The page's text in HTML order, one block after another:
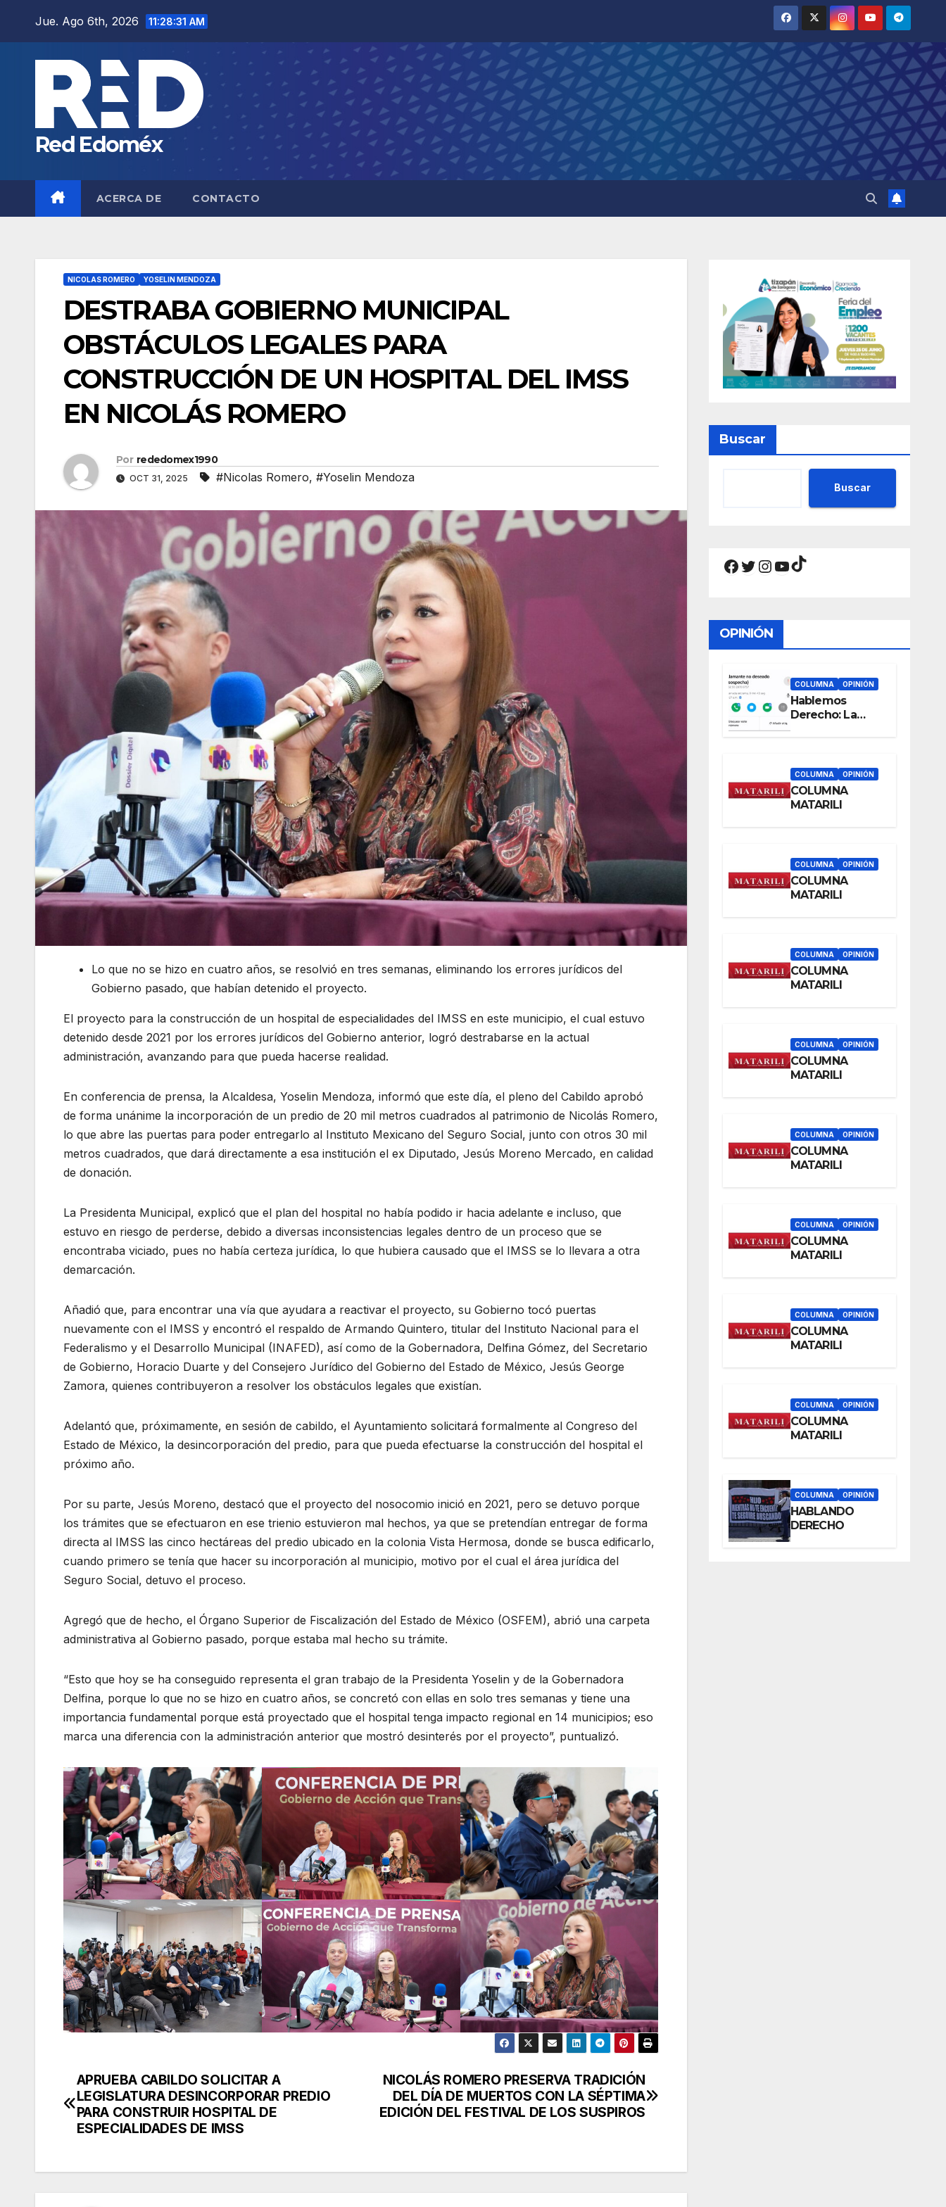
Jue. Ago 6th, 2026 11:28:32 AM
Red Edoméx
ACERCA DE CONTACTO
NICOLAS ROMERO YOSELIN MENDOZA
DESTRABA GOBIERNO MUNICIPAL
OBSTÁCULOS LEGALES PARA
CONSTRUCCIÓN DE UN HOSPITAL DEL IMSS
EN NICOLÁS ROMERO
Por rededomex1990
OCT 31, 2025 #Nicolas Romero, #Yoselin Mendoza
Lo que no se hizo en cuatro años, se resolvió en tres semanas, eliminando los errores jurídicos del
Gobierno pasado, que habían detenido el proyecto.
El proyecto para la construcción de un hospital de especialidades del IMSS en este municipio, el cual estuvo
detenido desde 2021 por los errores jurídicos del Gobierno anterior, logró destrabarse en la actual
administración, avanzando para que pueda hacerse realidad.
En conferencia de prensa, la Alcaldesa, Yoselin Mendoza, informó que este día, el pleno del Cabildo aprobó
de forma unánime la incorporación de un predio de 20 mil metros cuadrados al patrimonio de Nicolás Romero,
lo que abre las puertas para poder entregarlo al Instituto Mexicano del Seguro Social, junto con otros 30 mil
metros cuadrados, que dará directamente a esa institución el ex Diputado, Jesús Moreno Mercado, en calidad
de donación.
La Presidenta Municipal, explicó que el plan del hospital no había podido ir hacia adelante e incluso, que
estuvo en riesgo de perderse, debido a diversas inconsistencias legales dentro de un proceso que se
encontraba viciado, pues no había certeza jurídica, lo que hubiera causado que el IMSS se lo llevara a otra
demarcación.
Añadió que, para encontrar una vía que ayudara a reactivar el proyecto, su Gobierno tocó puertas
nuevamente con el IMSS y encontró el respaldo de Armando Quintero, titular del Instituto Nacional para el
Federalismo y el Desarrollo Municipal (INAFED), así como de la Gobernadora, Delfina Gómez, del Secretario
de Gobierno, Horacio Duarte y del Consejero Jurídico del Gobierno del Estado de México, Jesús George
Zamora, quienes contribuyeron a resolver los obstáculos legales que existían.
Adelantó que, próximamente, en sesión de cabildo, el Ayuntamiento solicitará formalmente al Congreso del
Estado de México, la desincorporación del predio, para que pueda efectuarse la construcción del hospital el
próximo año.
Por su parte, Jesús Moreno, destacó que el proyecto del nosocomio inició en 2021, pero se detuvo porque
los trámites que se efectuaron en ese trienio estuvieron mal hechos, ya que se pretendían entregar de forma
directa al IMSS las cinco hectáreas del predio ubicado en la colonia Vista Hermosa, donde se busca edificarlo,
cuando primero se tenía que hacer su incorporación al municipio, motivo por el cual el área jurídica del
Seguro Social, detuvo el proceso.
Agregó que de hecho, el Órgano Superior de Fiscalización del Estado de México (OSFEM), abrió una carpeta
administrativa al Gobierno pasado, porque estaba mal hecho su trámite.
“Esto que hoy se ha conseguido representa el gran trabajo de la Presidenta Yoselin y de la Gobernadora
Delfina, porque lo que no se hizo en cuatro años, se concretó con ellas en solo tres semanas y tiene una
importancia fundamental porque está proyectado que el hospital tenga impacto regional en 14 municipios; eso
marca una diferencia con la administración anterior que mostró desinterés por el proyecto”, puntualizó.
Navegación
de
NICOLÁS ROMERO PRESERVA TRADICIÓN
DEL DÍA DE MUERTOS CON LA SÉPTIMA
EDICIÓN DEL FESTIVAL DE LOS SUSPIROS
APRUEBA CABILDO SOLICITAR A
LEGISLATURA DESINCORPORAR PREDIO
PARA CONSTRUIR HOSPITAL DE
ESPECIALIDADES DE IMSS
Buscar
Buscar
Facebook
Twitter
Instagram
YouTube
TikTok
OPINIÓN
COLUMNA OPINIÓN
Hablemos
Derecho: La
llamada que casi
cualquiera le
puede pasar)
COLUMNA OPINIÓN
COLUMNA
MATARILI
COLUMNA OPINIÓN
COLUMNA
MATARILI
COLUMNA OPINIÓN
COLUMNA
MATARILI
COLUMNA OPINIÓN
COLUMNA
MATARILI
COLUMNA OPINIÓN
COLUMNA
MATARILI
COLUMNA OPINIÓN
COLUMNA
MATARILI
COLUMNA OPINIÓN
COLUMNA
MATARILI
COLUMNA OPINIÓN
COLUMNA
MATARILI
COLUMNA OPINIÓN
HABLANDO
DERECHO